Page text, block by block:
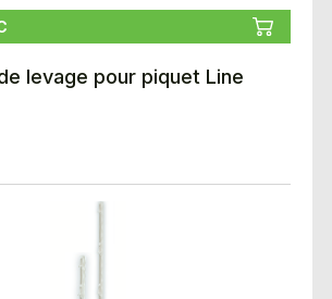
levage pour piquet Line